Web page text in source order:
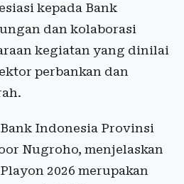
kepada Bank
dan kolaborasi
kegiatan yang dinilai
perbankan dan
Indonesia Provinsi
Nugroho, menjelaskan
2026 merupakan